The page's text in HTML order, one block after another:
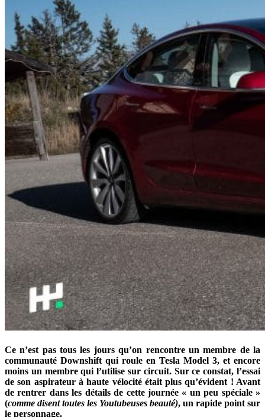
Ce n’est pas tous les jours qu’on rencontre un membre de la
communauté Downshift qui roule en Tesla Model 3, et encore
moins un membre qui l’utilise sur circuit. Sur ce constat, l’essai
de son aspirateur à haute vélocité était plus qu’évident ! Avant
de rentrer dans les détails de cette journée « un peu spéciale »
(comme disent toutes les Youtubeuses beauté), un rapide point sur
le personnage.